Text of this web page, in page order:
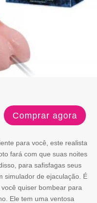
Comprar agora
para você, este realista
fará com que suas noites
para safisfagas seus
simulador de ejaculação. É
quiser bombear para
Ele tem uma ventosa